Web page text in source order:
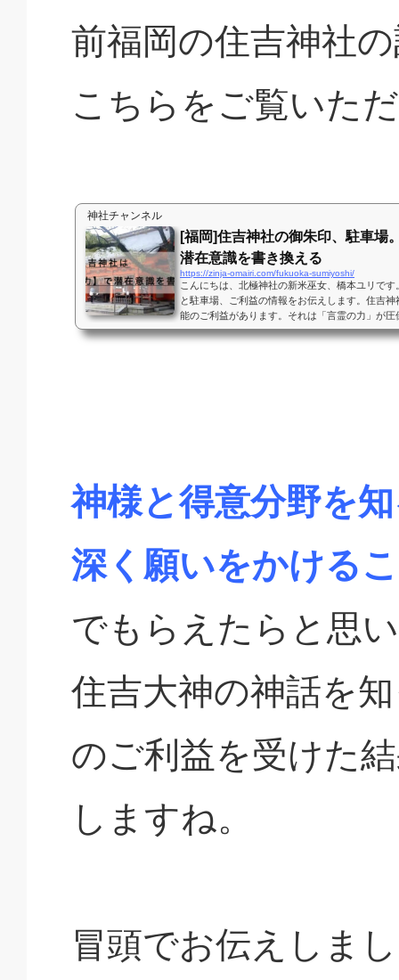
前福岡の住吉神社
こちらをご覧いた
神社チャンネル
[福岡]住吉神社の御朱印、駐車場
潜在意識を書き換える
https://zinja-omairi.com/fukuoka-sumiyoshi/
こんにちは、北極神社の新米巫女、橋本ユリで
と駐車場、ご利益の情報をお伝えします。住吉
能のご利益があります。それは「言霊の力」が
事のタイトルに書いた通り、潜在意識を書き換...
神様と得意分野を
深く願いをかける
でもらえたらと思
住吉大神の神話を
のご利益を受けた
しますね。
冒頭でお伝えしま